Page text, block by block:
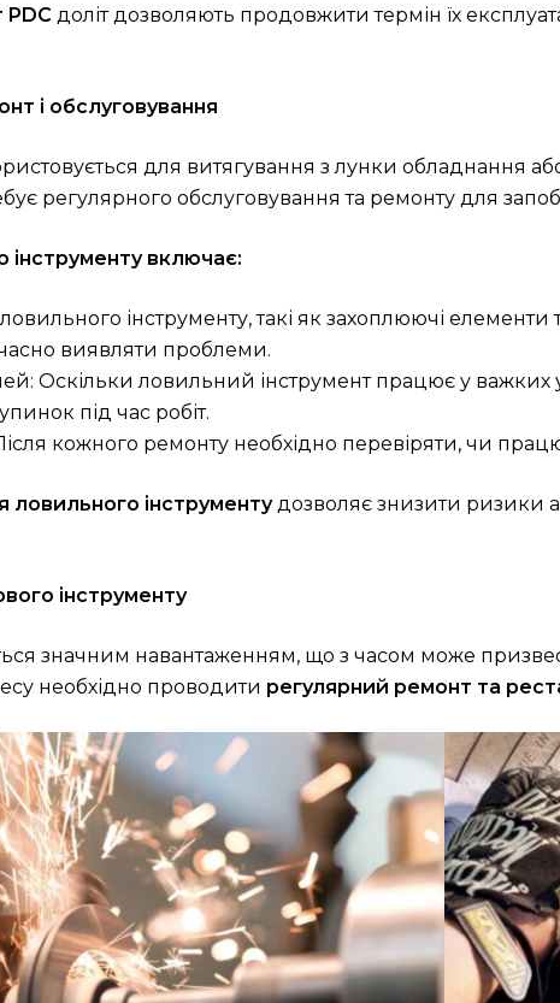
PDC доліт дозволяють продовжити термін їх
і обслуговування
для витягування з лунки обладнання
регулярного обслуговування та ремонту для
інструменту включає:
інструменту, такі як захоплюючі
виявляти проблеми.
Оскільки ловильний інструмент працює у
під час робіт.
кожного ремонту необхідно перевіряти, чи
ловильного інструментудозволяє знизити ризики
інструменту
значним навантаженням, що з часом може
необхідно проводити регулярний ремонт та